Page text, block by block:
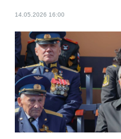
14.05.2026 16:00